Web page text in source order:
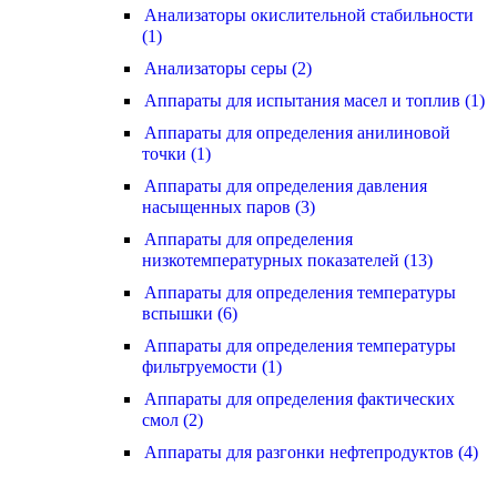
Анализаторы окислительной стабильности
(1)
Анализаторы серы (2)
Аппараты для испытания масел и топлив (1)
Аппараты для определения анилиновой
точки (1)
Аппараты для определения давления
насыщенных паров (3)
Аппараты для определения
низкотемпературных показателей (13)
Аппараты для определения температуры
вспышки (6)
Аппараты для определения температуры
фильтруемости (1)
Аппараты для определения фактических
смол (2)
Аппараты для разгонки нефтепродуктов (4)